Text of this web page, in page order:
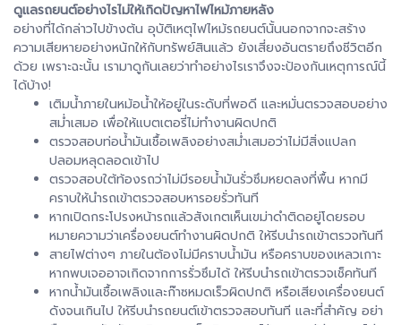
ดูแลรถยนต์อย่างไรไม่ให้เกิดปัญหาไฟไหม้ภายหลัง
อย่างที่ได้กล่าวไปข้างต้น อุบัติเหตุไฟไหม้รถยนต์นั้นนอกจากจะสร้าง
ความเสียหายอย่างหนักให้กับทรัพย์สินแล้ว ยังเสี่ยงอันตรายถึงชีวิตอีก
ด้วย เพราะฉะนั้น เรามาดูกันเลยว่าทำอย่างไรเราจึงจะป้องกันเหตุการณ์นี้
ได้บ้าง!
เติมน้ำภายในหม้อน้ำให้อยู่ในระดับที่พอดี และหมั่นตรวจสอบอย่าง
สม่ำเสมอ เพื่อให้แบตเตอรี่ไม่ทำงานผิดปกติ
ตรวจสอบท่อน้ำมันเชื้อเพลิงอย่างสม่ำเสมอว่าไม่มีสิ่งแปลก
ปลอมหลุดลอดเข้าไป
ตรวจสอบใต้ท้องรถว่าไม่มีรอยน้ำมันรั่วซึมหยดลงที่พื้น หากมี
คราบให้นำรถเข้าตรวจสอบหารอยรั่วทันที
หากเปิดกระโปรงหน้ารถแล้วสังเกตเห็นเขม่าดำติดอยู่โดยรอบ
หมายความว่าเครื่องยนต์ทำงานผิดปกติ ให้รีบนำรถเข้าตรวจทันที
สายไฟต่างๆ ภายในต้องไม่มีคราบน้ำมัน หรือคราบของเหลวเกาะ
หากพบเจออาจเกิดจากการรั่วซึมได้ ให้รีบนำรถเข้าตรวจเช็คทันที
หากน้ำมันเชื้อเพลิงและก๊าซหมดเร็วผิดปกติ หรือเสียงเครื่องยนต์
ดังจนเกินไป ให้รีบนำรถยนต์เข้าตรวจสอบทันที และที่สำคัญ อย่า